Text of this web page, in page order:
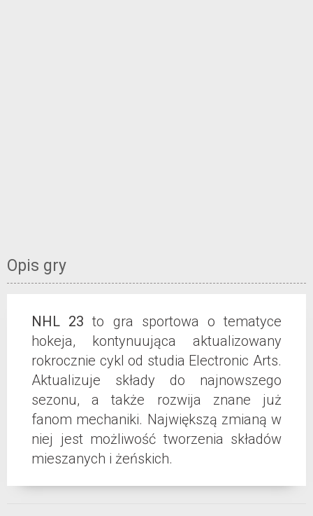
Opis gry
NHL 23 to gra sportowa o tematyce
hokeja, kontynuująca aktualizowany
rokrocznie cykl od studia Electronic Arts.
Aktualizuje składy do najnowszego
sezonu, a także rozwija znane już
fanom mechaniki. Największą zmianą w
niej jest możliwość tworzenia składów
mieszanych i żeńskich.